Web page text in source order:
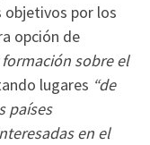
objetivos por los
opción de
sobre el
lugares “de
países
en el